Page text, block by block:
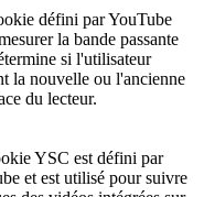
défini par YouTube
la bande passante
si l'utilisateur
la nouvelle ou l'ancienne
du lecteur.
YSC est défini par
et est utilisé pour suivre